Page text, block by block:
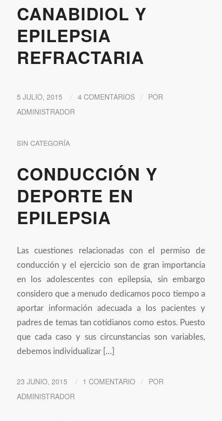
CANABIDIOL Y
EPILEPSIA
REFRACTARIA
5 JULIO, 2015 / 4 COMENTARIOS /
POR
ADMINISTRADOR
SIN CATEGORÍA
CONDUCCIÓN Y
DEPORTE EN
EPILEPSIA
Las cuestiones relacionadas con el permiso de
conducción y el ejercicio son de gran importancia
en los adolescentes con epilepsia, sin embargo
considero que a menudo dedicamos poco tiempo a
aportar información adecuada a los pacientes y
padres de temas tan cotidianos como estos. Puesto
que cada caso y sus circunstancias son variables,
debemos individualizar […]
23 JUNIO, 2015 / 1 COMENTARIO /
POR
ADMINISTRADOR